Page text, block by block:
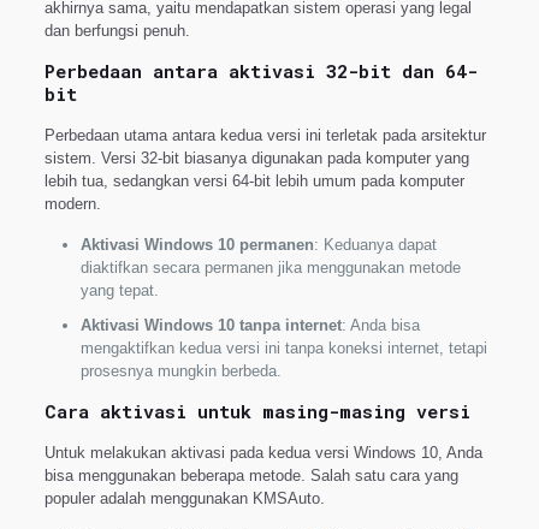
akhirnya sama, yaitu mendapatkan sistem operasi yang legal
dan berfungsi penuh.
Perbedaan antara aktivasi 32-bit dan 64-
bit
Perbedaan utama antara kedua versi ini terletak pada arsitektur
sistem. Versi 32-bit biasanya digunakan pada komputer yang
lebih tua, sedangkan versi 64-bit lebih umum pada komputer
modern.
Aktivasi Windows 10 permanen: Keduanya dapat
diaktifkan secara permanen jika menggunakan metode
yang tepat.
Aktivasi Windows 10 tanpa internet: Anda bisa
mengaktifkan kedua versi ini tanpa koneksi internet, tetapi
prosesnya mungkin berbeda.
Cara aktivasi untuk masing-masing versi
Untuk melakukan aktivasi pada kedua versi Windows 10, Anda
bisa menggunakan beberapa metode. Salah satu cara yang
populer adalah menggunakan KMSAuto.